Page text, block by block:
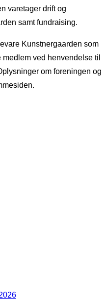
varetager drift og
samt fundraising.
Kunstnergaarden som
ved henvendelse til
om foreningen og